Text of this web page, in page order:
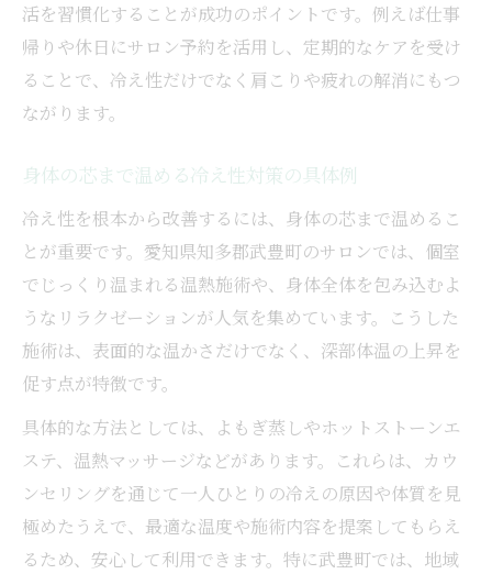
活を習慣化することが成功のポイントです。例えば仕事
帰りや休日にサロン予約を活用し、定期的なケアを受け
ることで、冷え性だけでなく肩こりや疲れの解消にもつ
ながります。
身体の芯まで温める冷え性対策の具体例
冷え性を根本から改善するには、身体の芯まで温めるこ
とが重要です。愛知県知多郡武豊町のサロンでは、個室
でじっくり温まれる温熱施術や、身体全体を包み込むよ
うなリラクゼーションが人気を集めています。こうした
施術は、表面的な温かさだけでなく、深部体温の上昇を
促す点が特徴です。
具体的な方法としては、よもぎ蒸しやホットストーンエ
ステ、温熱マッサージなどがあります。これらは、カウ
ンセリングを通じて一人ひとりの冷えの原因や体質を見
極めたうえで、最適な温度や施術内容を提案してもらえ
るため、安心して利用できます。特に武豊町では、地域